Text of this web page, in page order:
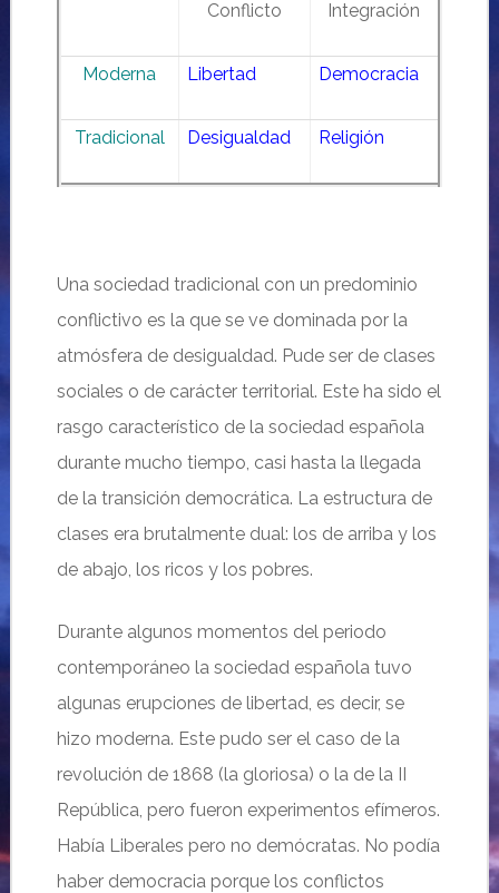
Conflicto Integración
Moderna Libertad Democracia
Tradicional Desigualdad Religión
Una sociedad tradicional con un predominio
conflictivo es la que se ve dominada por la
atmósfera de desigualdad. Pude ser de clases
sociales o de carácter territorial. Este ha sido el
rasgo característico de la sociedad española
durante mucho tiempo, casi hasta la llegada
de la transición democrática. La estructura de
clases era brutalmente dual: los de arriba y los
de abajo, los ricos y los pobres.
Durante algunos momentos del periodo
contemporáneo la sociedad española tuvo
algunas erupciones de libertad, es decir, se
hizo moderna. Este pudo ser el caso de la
revolución de 1868 (la gloriosa) o la de la II
República, pero fueron experimentos efímeros.
Había Liberales pero no demócratas. No podía
haber democracia porque los conflictos